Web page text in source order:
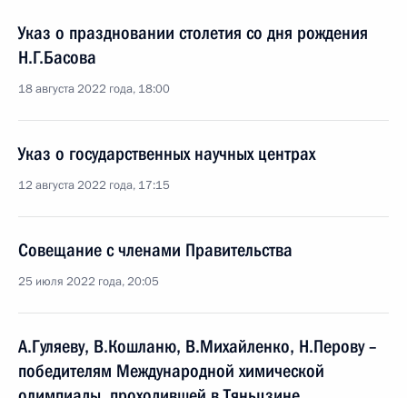
Указ о праздновании столетия со дня рождения
Н.Г.Басова
18 августа 2022 года, 18:00
Указ о государственных научных центрах
12 августа 2022 года, 17:15
Совещание с членами Правительства
25 июля 2022 года, 20:05
А.Гуляеву, В.Кошланю, В.Михайленко, Н.Перову –
победителям Международной химической